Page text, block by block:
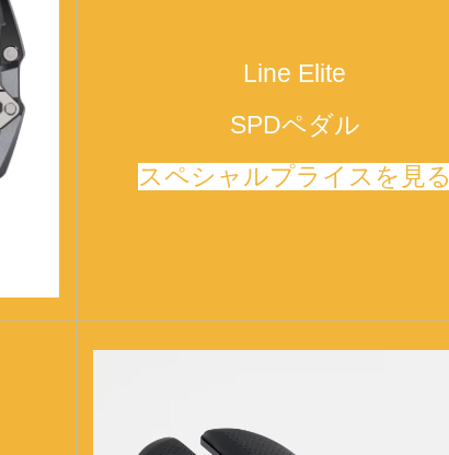
Line Elite
SPDペダル
スペシャルプライスを見る